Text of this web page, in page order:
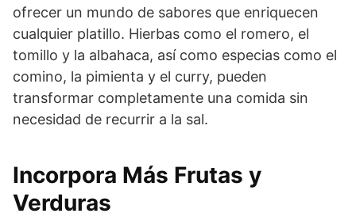
ofrecer un mundo de sabores que enriquecen
cualquier platillo. Hierbas como el romero, el
tomillo y la albahaca, así como especias como el
comino, la pimienta y el curry, pueden
transformar completamente una comida sin
necesidad de recurrir a la sal.
Incorpora Más Frutas y
Verduras